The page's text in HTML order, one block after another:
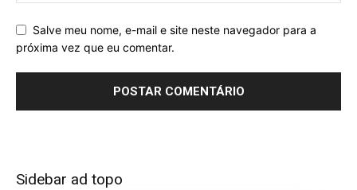
Salve meu nome, e-mail e site neste navegador para a
próxima vez que eu comentar.
Sidebar ad topo